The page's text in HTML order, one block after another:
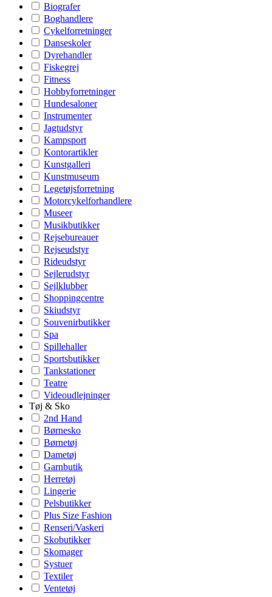
Biografer
Boghandlere
Cykelforretninger
Danseskoler
Dyrehandler
Fiskegrej
Fitness
Hobbyforretninger
Hundesaloner
Instrumenter
Jagtudstyr
Kampsport
Kontorartikler
Kunstgalleri
Kunstmuseum
Legetøjsforretning
Motorcykelforhandlere
Museer
Musikbutikker
Rejsebureauer
Rejseudstyr
Rideudstyr
Sejlerudstyr
Sejlklubber
Shoppingcentre
Skiudstyr
Souvenirbutikker
Spa
Spillehaller
Sportsbutikker
Tankstationer
Teatre
Videoudlejninger
Tøj & Sko
2nd Hand
Børnesko
Børnetøj
Dametøj
Garnbutik
Herretøj
Lingerie
Pelsbutikker
Plus Size Fashion
Renseri/Vaskeri
Skobutikker
Skomager
Systuer
Textiler
Ventetøj